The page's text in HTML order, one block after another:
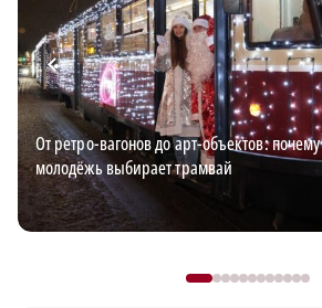
От ретро-вагонов до арт-объектов: почему
молодёжь выбирает трамвай